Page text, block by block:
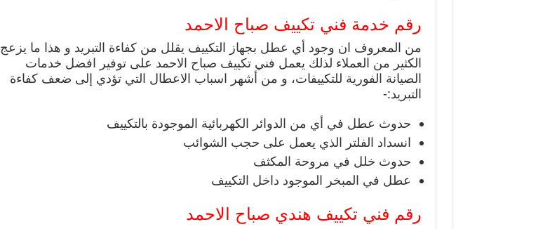
رقم خدمة فني تكييف صباح الاحمد
من المعروف ان وجود أي عطل بجهاز التكييف يقلل من كفاءة التبريد و هذا ما يزعج
الكثير من العملاء لذلك يعمل فني تكييف صباح الاحمد على توفير افضل خدمات
الصيانة الفورية للتكييفات، و من أشهر اسباب الاعطال التي تؤدي إلى ضعف كفاءة
التبريد:-
حدوث عطل في أي من الدوائر الكهربائية الموجودة بالتكييف
انسداد الفلتر الذي يعمل على حجب الشوائب
حدوث خلل في مروحة المكثف
عطل في المبخر الموجود داخل التكييف
رقم فني تكييف هندي صباح الاحمد